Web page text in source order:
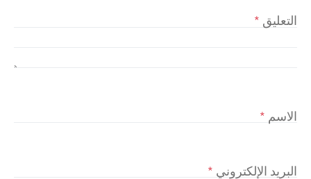
التعليق *
الاسم *
البريد الإلكتروني *